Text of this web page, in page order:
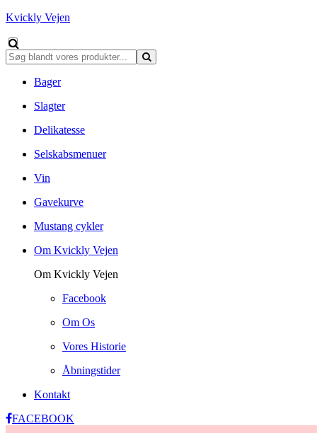
Kvickly Vejen
Bager
Slagter
Delikatesse
Selskabsmenuer
Vin
Gavekurve
Mustang cykler
Om Kvickly Vejen
Om Kvickly Vejen
Facebook
Om Os
Vores Historie
Åbningstider
Kontakt
FACEBOOK